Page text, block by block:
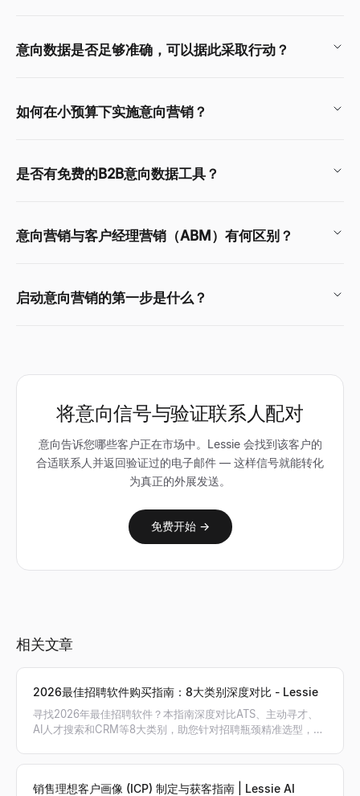
意向数据是否足够准确，可以据此采取行动？
如何在小预算下实施意向营销？
是否有免费的B2B意向数据工具？
意向营销与客户经理营销（ABM）有何区别？
启动意向营销的第一步是什么？
将意向信号与验证联系人配对
意向告诉您哪些客户正在市场中。Lessie 会找到该客户的
合适联系人并返回验证过的电子邮件 — 这样信号就能转化
为真正的外展发送。
免费开始 →
相关文章
2026最佳招聘软件购买指南：8大类别深度对比 - Lessie
寻找2026年最佳招聘软件？本指南深度对比ATS、主动寻才、
AI人才搜索和CRM等8大类别，助您针对招聘瓶颈精准选型，搭
销售理想客户画像 (ICP) 制定与获客指南 | Lessie AI